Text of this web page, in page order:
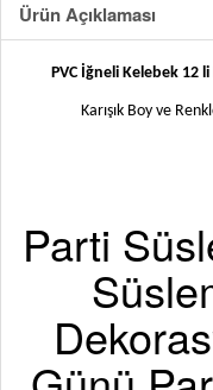
Ürün Açıklaması
PVC İğneli Kelebek 12
Karışık Boy ve
Parti